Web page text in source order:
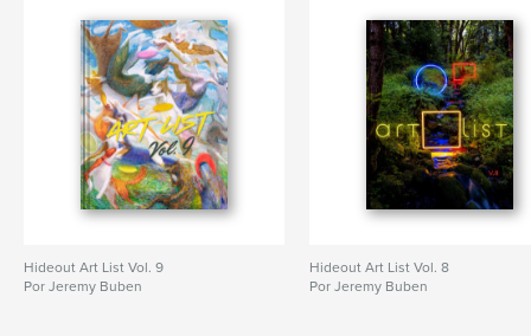
Hideout Art List Vol. 9
Por Jeremy Buben
Hideout Art List Vol. 8
Por Jeremy Buben